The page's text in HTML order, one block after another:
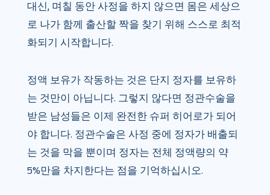
대신, 며칠 동안 사정을 하지 않으면 몸은 세상으
로 나가 함께 출산할 짝을 찾기 위해 스스로 최적
화되기 시작합니다.
정액 보유가 작동하는 것은 단지 정자를 보유하
는 것만이 아닙니다. 그렇지 않다면 정관수술을
받은 남성들은 이제 완전한 슈퍼 히어로가 되어
야 합니다. 정관수술은 사정 중에 정자가 배출되
는 것을 막을 뿐이며 정자는 전체 정액량의 약
5%만을 차지한다는 점을 기억하십시오.